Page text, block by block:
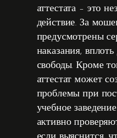
аттестата – это
действие. За
предусмотрены
наказания,
свободы. Кроме
аттестат может
проблемы при
учебное
активно